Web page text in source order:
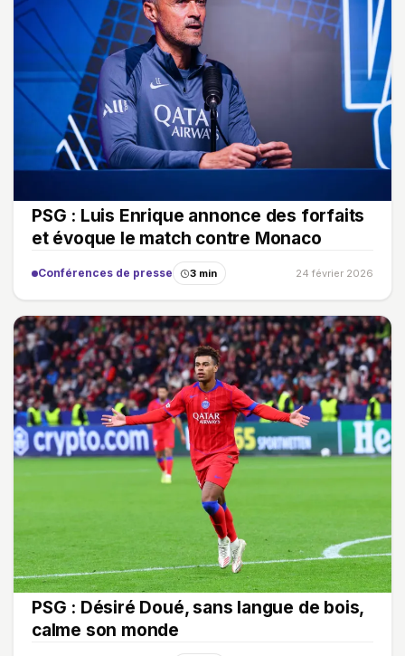
PSG : Luis Enrique annonce des forfaits
et évoque le match contre Monaco
Conférences de presse 3 min 24 février 2026
PSG : Désiré Doué, sans langue de bois,
calme son monde